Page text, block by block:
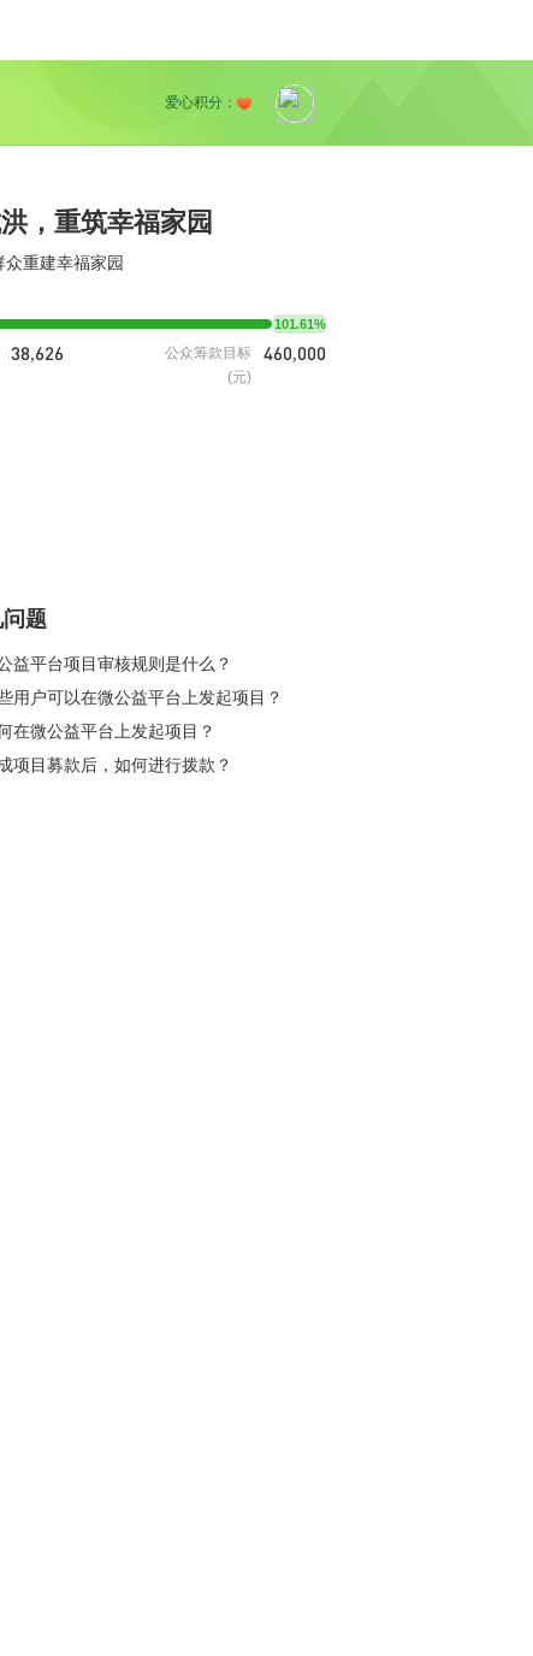
爱心积分：
，重筑幸福家园
重建幸福家园
101.61%
38,626
公众筹款目标
(元)
460,000
题
益平台项目审核规则是什么？
用户可以在微公益平台上发起项目？
在微公益平台上发起项目？
项目募款后，如何进行拨款？